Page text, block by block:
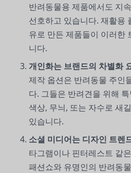
반려동물용 제품에서도 지
선호하고 있습니다. 재활용
유로 만든 제품들이 이러한
니다.
개인화는 브랜드의 차별화
제작 옵션은 반려동물 주인
다. 그들은 반려견을 위해
색상, 무늬, 또는 자수로 새
있습니다.
소셜 미디어는 디자인 트렌
타그램이나 핀터레스트 같
패션쇼와 유명인의 반려동